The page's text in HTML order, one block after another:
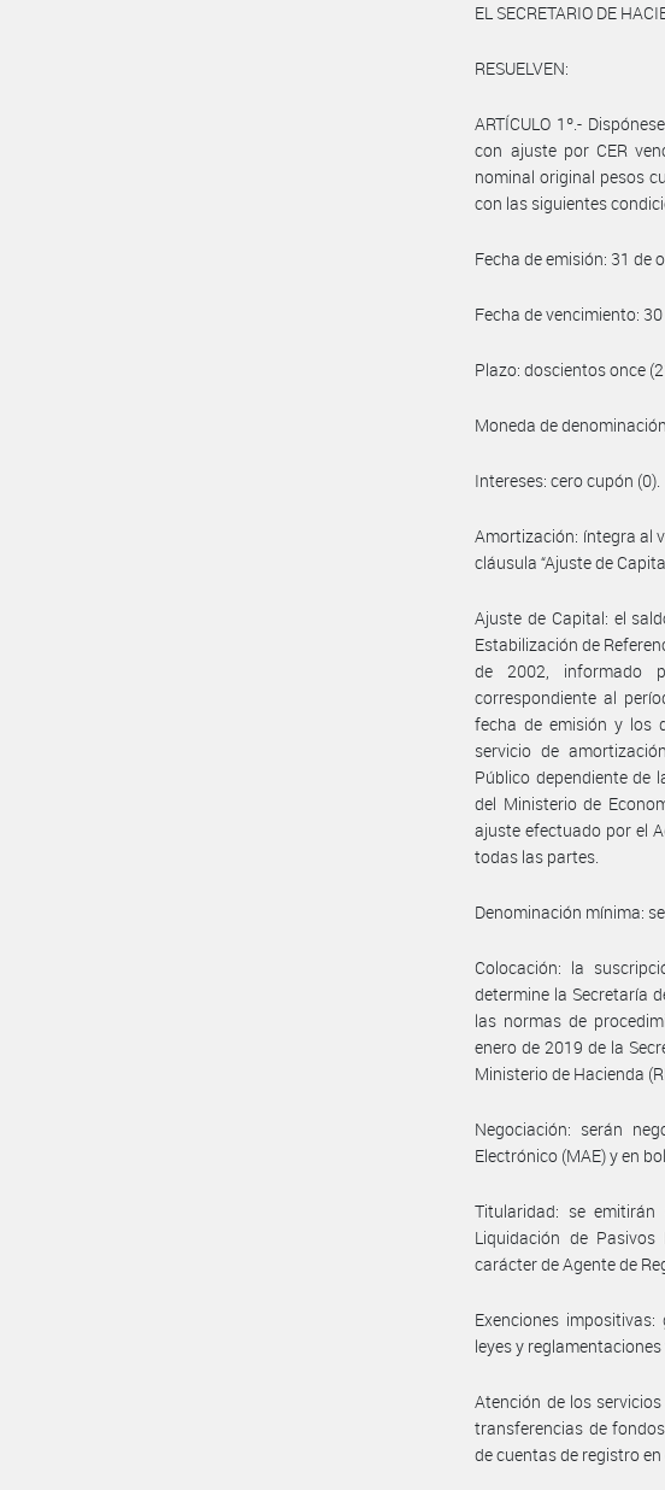
EL SECRETARIO DE
RESUELVEN:
ARTÍCULO 1º.-
con ajuste por CER
nominal original pesos
con las siguientes
Fecha de emisión: 31 de
Fecha de vencimiento:
Plazo: doscientos once
Moneda de
Intereses: cero cupón (0).
Amortización: íntegra al
cláusula “Ajuste de
Ajuste de Capital: el
Estabilización de
de 2002, informado
correspondiente al
fecha de emisión y los
servicio de
Público dependiente de
del Ministerio de
ajuste efectuado por el
todas las partes.
Denominación mínima:
Colocación: la
determine la Secretaría
las normas de
enero de 2019 de la
Ministerio de Hacienda
Negociación: serán
Electrónico (MAE) y en
Titularidad: se
Liquidación de Pasivos
carácter de Agente de
Exenciones
leyes y
Atención de los
transferencias de
de cuentas de registro